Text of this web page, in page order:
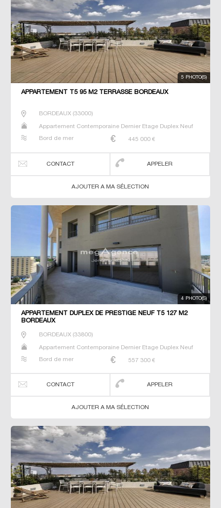
5 PHOTO(S)
APPARTEMENT T5 95 M2 TERRASSE BORDEAUX
BORDEAUX(33000)
Appartement Contemporaine Dernier Etage Duplex Neuf
Bord de mer
445 000 €
CONTACT APPELER
AJOUTER A MA SÉLECTION
4 PHOTO(S)
APPARTEMENT DUPLEX DE PRESTIGE NEUF T5 127 M2
BORDEAUX
BORDEAUX(33800)
Appartement Contemporaine Dernier Etage Duplex Neuf
Bord de mer
557 300 €
CONTACT APPELER
AJOUTER A MA SÉLECTION